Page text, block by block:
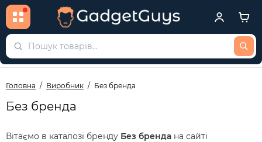
Головна Виробник Без бренда
Без бренда
Вітаємо в каталозі бренду Без бренда на сайті